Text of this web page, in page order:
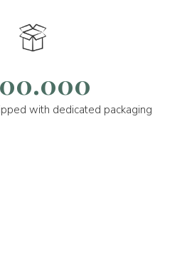
with dedicated packaging